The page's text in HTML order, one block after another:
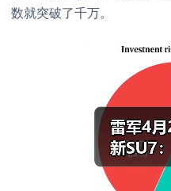
数就突破了千万。